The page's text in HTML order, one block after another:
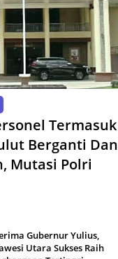
Termasuk
Berganti Dan
Mutasi Polri
Gubernur Yulius,
Utara Sukses Raih